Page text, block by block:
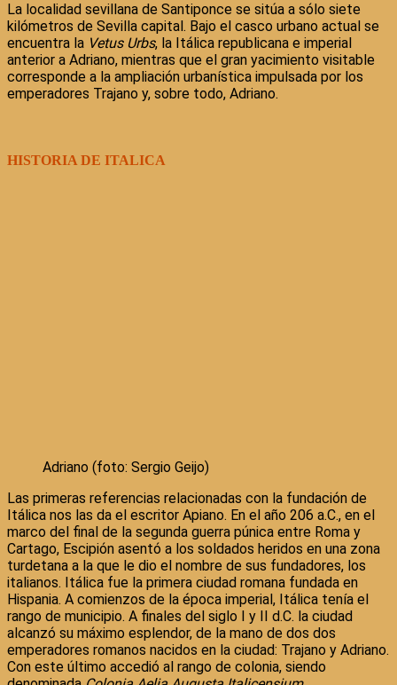
La localidad sevillana de Santiponce se sitúa a sólo siete
kilómetros de Sevilla capital. Bajo el casco urbano actual se
encuentra la Vetus Urbs, la Itálica republicana e imperial
anterior a Adriano, mientras que el gran yacimiento visitable
corresponde a la ampliación urbanística impulsada por los
emperadores Trajano y, sobre todo, Adriano.
HISTORIA DE ITALICA
Adriano (foto: Sergio Geijo)
Las primeras referencias relacionadas con la fundación de
Itálica nos las da el escritor Apiano. En el año 206 a.C., en el
marco del final de la segunda guerra púnica entre Roma y
Cartago, Escipión asentó a los soldados heridos en una zona
turdetana a la que le dio el nombre de sus fundadores, los
italianos. Itálica fue la primera ciudad romana fundada en
Hispania. A comienzos de la época imperial, Itálica tenía el
rango de municipio. A finales del siglo I y II d.C. la ciudad
alcanzó su máximo esplendor, de la mano de dos dos
emperadores romanos nacidos en la ciudad: Trajano y Adriano.
Con este último accedió al rango de colonia, siendo